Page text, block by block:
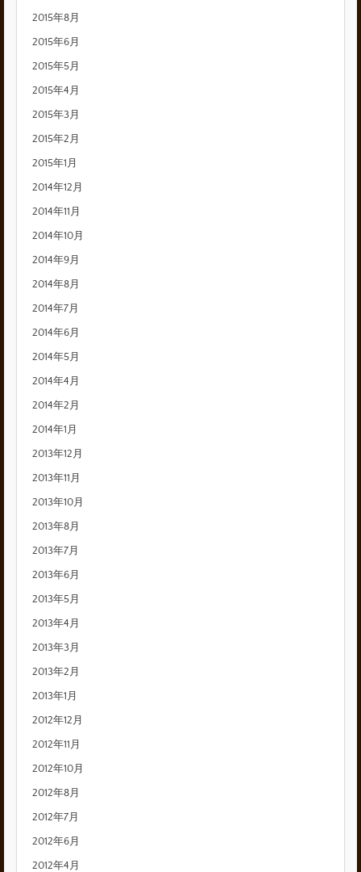
2015年8月
2015年6月
2015年5月
2015年4月
2015年3月
2015年2月
2015年1月
2014年12月
2014年11月
2014年10月
2014年9月
2014年8月
2014年7月
2014年6月
2014年5月
2014年4月
2014年2月
2014年1月
2013年12月
2013年11月
2013年10月
2013年8月
2013年7月
2013年6月
2013年5月
2013年4月
2013年3月
2013年2月
2013年1月
2012年12月
2012年11月
2012年10月
2012年8月
2012年7月
2012年6月
2012年4月